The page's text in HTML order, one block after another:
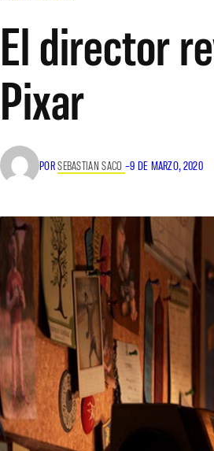
El director
Pixar
PORSEBASTIAN SACO –9 DE MARZO, 2020